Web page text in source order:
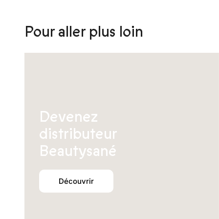
la
du
Pour aller plus loin
Devenez
distributeur
Beautysané
Découvrir